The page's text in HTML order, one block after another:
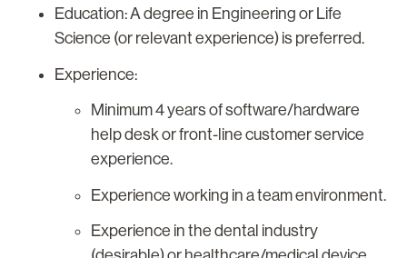
Education: A degree in Engineering or Life
Science (or relevant experience) is preferred.
Experience:
Minimum 4 years of software/hardware
help desk or front-line customer service
experience.
Experience working in a team environment.
Experience in the dental industry